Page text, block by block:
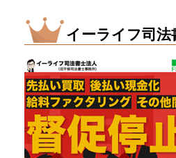
イーライフ司法